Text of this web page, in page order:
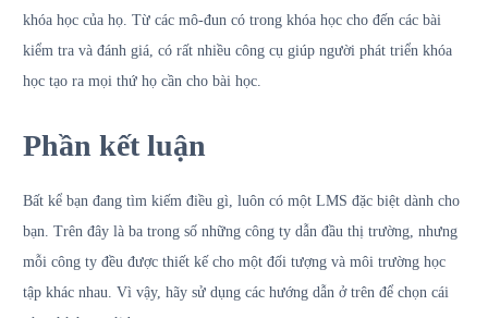
khóa học của họ. Từ các mô-đun có trong khóa học cho đến các bài
kiểm tra và đánh giá, có rất nhiều công cụ giúp người phát triển khóa
học tạo ra mọi thứ họ cần cho bài học.
Phần kết luận
Bất kể bạn đang tìm kiếm điều gì, luôn có một LMS đặc biệt dành cho
bạn. Trên đây là ba trong số những công ty dẫn đầu thị trường, nhưng
mỗi công ty đều được thiết kế cho một đối tượng và môi trường học
tập khác nhau. Vì vậy, hãy sử dụng các hướng dẫn ở trên để chọn cái